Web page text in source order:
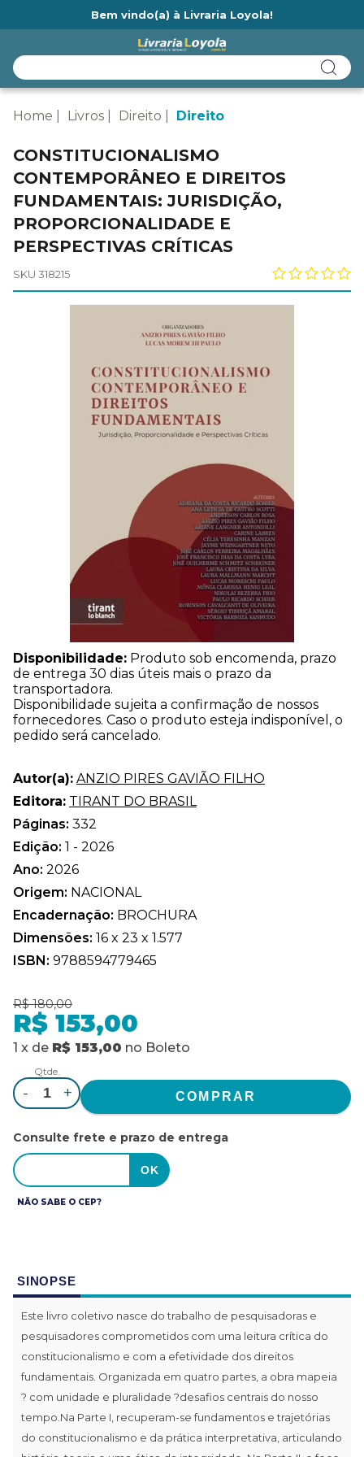
Bem vindo(a) à Livraria Loyola!
Home Livros Direito Direito
CONSTITUCIONALISMO
CONTEMPORÂNEO E DIREITOS
FUNDAMENTAIS: JURISDIÇÃO,
PROPORCIONALIDADE E
PERSPECTIVAS CRÍTICAS
SKU 318215
Disponibilidade: Produto sob encomenda, prazo
de entrega 30 dias úteis mais o prazo da
transportadora.
Disponibilidade sujeita a confirmação de nossos
fornecedores. Caso o produto esteja indisponível, o
pedido será cancelado.
Autor(a): ANZIO PIRES GAVIÃO FILHO
Editora: TIRANT DO BRASIL
Páginas: 332
Edição: 1 - 2026
Ano: 2026
Origem: NACIONAL
Encadernação: BROCHURA
Dimensões: 16 x 23 x 1.577
ISBN: 9788594779465
R$ 180,00
R$ 153,00
1 x de R$ 153,00 no Boleto
Qtde.
- +
Consulte frete e prazo de entrega
NÃO SABE O CEP?
SINOPSE
Este livro coletivo nasce do trabalho de pesquisadoras e
pesquisadores comprometidos com uma leitura crítica do
constitucionalismo e com a efetividade dos direitos
fundamentais. Organizada em quatro partes, a obra mapeia
? com unidade e pluralidade ?desafios centrais do nosso
tempo.Na Parte I, recuperam-se fundamentos e trajetórias
do constitucionalismo e da prática interpretativa, articulando